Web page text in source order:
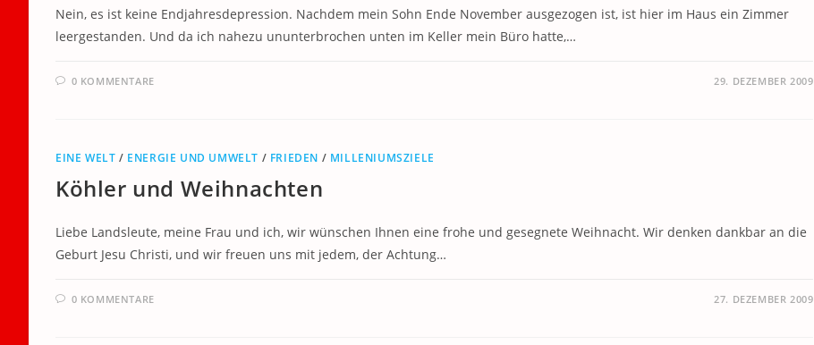
Nein, es ist keine Endjahresdepression. Nachdem mein Sohn Ende November ausgezogen ist, ist hier im Haus ein Zimmer
leergestanden. Und da ich nahezu ununterbrochen unten im Keller mein Büro hatte,…
0 KOMMENTARE 29. DEZEMBER 2009
EINE WELT / ENERGIE UND UMWELT / FRIEDEN / MILLENIUMSZIELE
Köhler und Weihnachten
Liebe Landsleute, meine Frau und ich, wir wünschen Ihnen eine frohe und gesegnete Weihnacht. Wir denken dankbar an die
Geburt Jesu Christi, und wir freuen uns mit jedem, der Achtung…
0 KOMMENTARE 27. DEZEMBER 2009